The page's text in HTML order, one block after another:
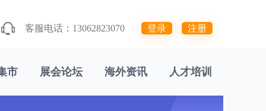
客服电话：13062823070 登录 注册
市 展会论坛 海外资讯 人才培训